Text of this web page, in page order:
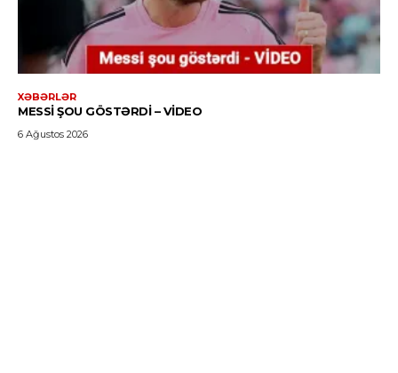
XƏBƏRLƏR
MESSI ŞOU GÖSTƏRDI – VİDEO
6 Ağustos 2026